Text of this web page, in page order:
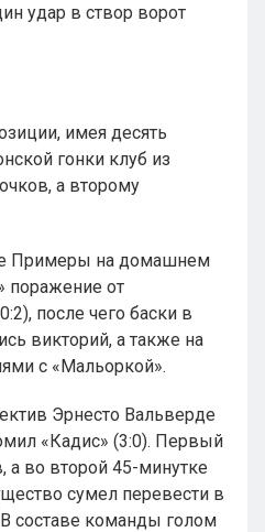
удар в створ ворот
имея десять
гонки клуб из
а второму
Примеры на домашнем
поражение от
после чего баски в
викторий, а также на
с «Мальоркой».
Эрнесто Вальверде
«Кадис» (3:0). Первый
а во второй 45-минутке
сумел перевести в
составе команды голом